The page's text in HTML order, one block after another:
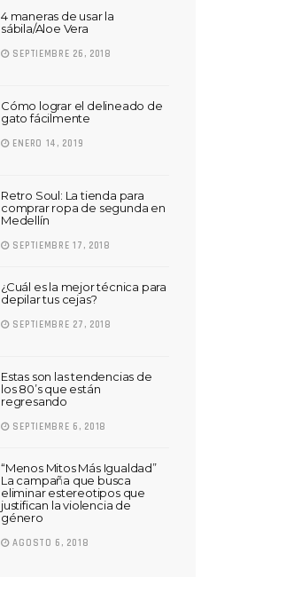
4 maneras de usar la
sábila/Aloe Vera
SEPTIEMBRE 26, 2018
Cómo lograr el delineado de
gato fácilmente
ENERO 14, 2019
Retro Soul: La tienda para
comprar ropa de segunda en
Medellín
SEPTIEMBRE 17, 2018
¿Cuál es la mejor técnica para
depilar tus cejas?
SEPTIEMBRE 27, 2018
Estas son las tendencias de
los 80’s que están
regresando
SEPTIEMBRE 6, 2018
“Menos Mitos Más Igualdad”
La campaña que busca
eliminar estereotipos que
justifican la violencia de
género
AGOSTO 6, 2018